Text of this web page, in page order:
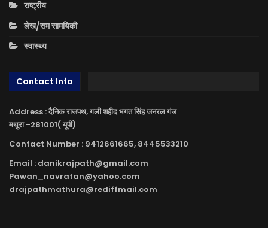
राष्ट्रीय
लेख/सम सामयिकी
स्वास्थ्य
Contact Info
Address : दैनिक राजपथ, गली शहीद भगत सिंह जनरल गंज
मथुरा -281001( यूपी)
Contact Number : 9412661665, 8445533210
Email : danikrajpath@gmail.com
Pawan_navratan@yahoo.com
drajpathmathura@rediffmail.com